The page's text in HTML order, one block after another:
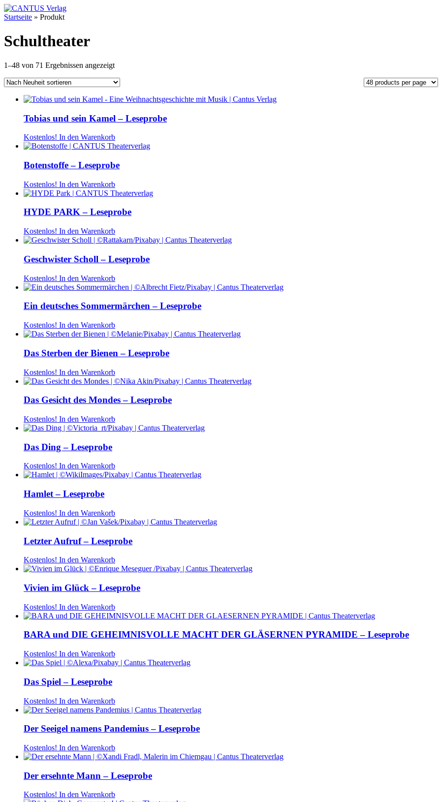
Startseite » Produkt
Schultheater
1–48 von 71 Ergebnissen angezeigt
Tobias und sein Kamel – Leseprobe
Kostenlos! In den Warenkorb
Botenstoffe – Leseprobe
Kostenlos! In den Warenkorb
HYDE PARK – Leseprobe
Kostenlos! In den Warenkorb
Geschwister Scholl – Leseprobe
Kostenlos! In den Warenkorb
Ein deutsches Sommermärchen – Leseprobe
Kostenlos! In den Warenkorb
Das Sterben der Bienen – Leseprobe
Kostenlos! In den Warenkorb
Das Gesicht des Mondes – Leseprobe
Kostenlos! In den Warenkorb
Das Ding – Leseprobe
Kostenlos! In den Warenkorb
Hamlet – Leseprobe
Kostenlos! In den Warenkorb
Letzter Aufruf – Leseprobe
Kostenlos! In den Warenkorb
Vivien im Glück – Leseprobe
Kostenlos! In den Warenkorb
BARA und DIE GEHEIMNISVOLLE MACHT DER GLÄSERNEN PYRAMIDE – Leseprobe
Kostenlos! In den Warenkorb
Das Spiel – Leseprobe
Kostenlos! In den Warenkorb
Der Seeigel namens Pandemius – Leseprobe
Kostenlos! In den Warenkorb
Der ersehnte Mann – Leseprobe
Kostenlos! In den Warenkorb